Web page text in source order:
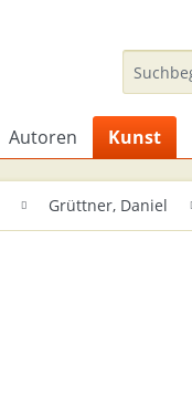
Autoren Kunst
Grüttner, Daniel